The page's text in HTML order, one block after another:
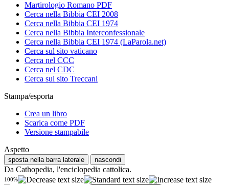
Martirologio Romano PDF
Cerca nella Bibbia CEI 2008
Cerca nella Bibbia CEI 1974
Cerca nella Bibbia Interconfessionale
Cerca nella Bibbia CEI 1974 (LaParola.net)
Cerca sul sito vaticano
Cerca nel CCC
Cerca nel CDC
Cerca sul sito Treccani
Stampa/esporta
Crea un libro
Scarica come PDF
Versione stampabile
Aspetto
sposta nella barra laterale nascondi
Da Cathopedia, l'enciclopedia cattolica.
100%